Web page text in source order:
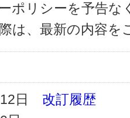
ポリシーを予告
は、最新の内容を
12日 改訂履歴